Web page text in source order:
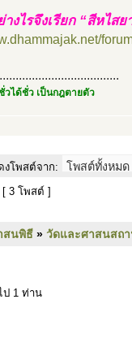
างไรจึงเรียก “สีหไส
วได้ชั่ว เป็นกฎตายตัว
งโพสต์จาก:
[ 3 โพสต์ ]
สนพิธี » วัดและศาสนสถ
ป 1 ท่าน